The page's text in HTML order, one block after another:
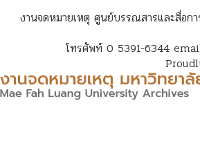
งานจดหมายเหตุ ศูนย์บรรณสารและสื่อก
โทรศัพท์ 0 5391-6344